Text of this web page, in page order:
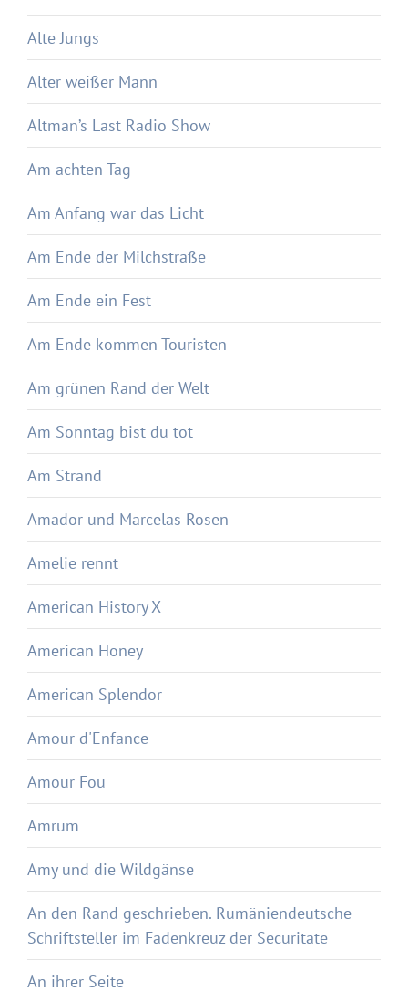
Alte Jungs
Alter weißer Mann
Altman’s Last Radio Show
Am achten Tag
Am Anfang war das Licht
Am Ende der Milchstraße
Am Ende ein Fest
Am Ende kommen Touristen
Am grünen Rand der Welt
Am Sonntag bist du tot
Am Strand
Amador und Marcelas Rosen
Amelie rennt
American History X
American Honey
American Splendor
Amour d'Enfance
Amour Fou
Amrum
Amy und die Wildgänse
An den Rand geschrieben. Rumäniendeutsche
Schriftsteller im Fadenkreuz der Securitate
An ihrer Seite